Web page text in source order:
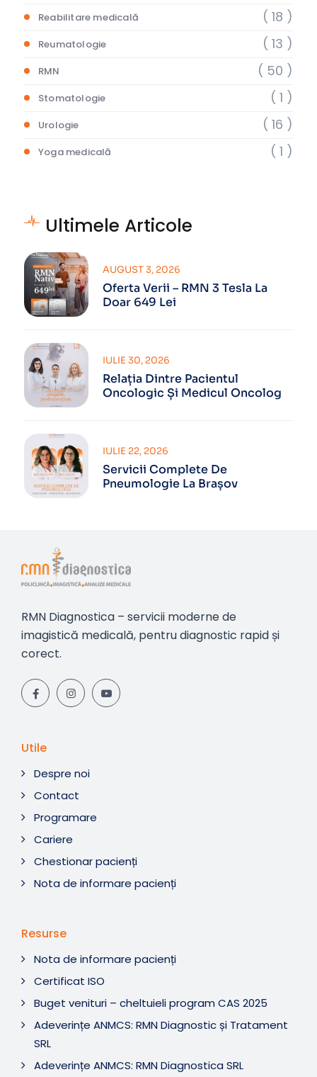
Reabilitare medicală ( 18 )
Reumatologie ( 13 )
RMN ( 50 )
Stomatologie ( 1 )
Urologie ( 16 )
Yoga medicală ( 1 )
Ultimele Articole
Oferta Verii – RMN 3 Tesla La
Doar 649 Lei
AUGUST 3, 2026
Relația Dintre Pacientul
Oncologic Și Medicul Oncolog
IULIE 30, 2026
Servicii Complete De
Pneumologie La Brașov
IULIE 22, 2026
RMN Diagnostica – servicii moderne de
imagistică medicală, pentru diagnostic rapid și
corect.
Utile
Despre noi
Contact
Programare
Cariere
Chestionar pacienți
Nota de informare pacienți
Resurse
Nota de informare pacienți
Certificat ISO
Buget venituri – cheltuieli program CAS 2025
Adeverințe ANMCS: RMN Diagnostic și Tratament
SRL
Adeverințe ANMCS: RMN Diagnostica SRL